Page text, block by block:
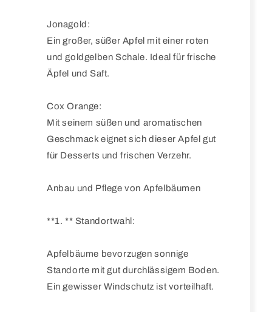
Jonagold:
Ein großer, süßer Apfel mit einer roten
und goldgelben Schale. Ideal für frische
Äpfel und Saft.
Cox Orange:
Mit seinem süßen und aromatischen
Geschmack eignet sich dieser Apfel gut
für Desserts und frischen Verzehr.
Anbau und Pflege von Apfelbäumen
**1. ** Standortwahl:
Apfelbäume bevorzugen sonnige
Standorte mit gut durchlässigem Boden.
Ein gewisser Windschutz ist vorteilhaft.